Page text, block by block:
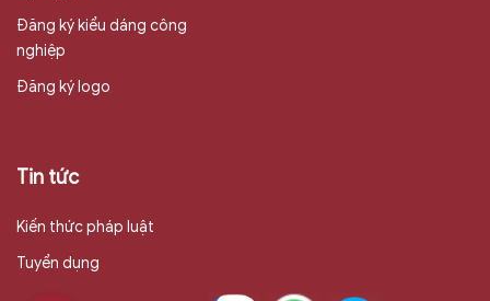
Đăng ký kiểu dáng công
nghiệp
Đăng ký logo
Tin tức
Kiến thức pháp luật
Tuyển dụng